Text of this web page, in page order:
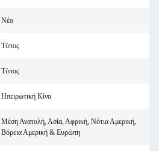
Νέο
Τύπος
Τύπος
Ηπειρωτική Κίνα
Μέση Ανατολή, Ασία, Αφρική, Νότια Αμερική,
Βόρεια Αμερική & Ευρώπη